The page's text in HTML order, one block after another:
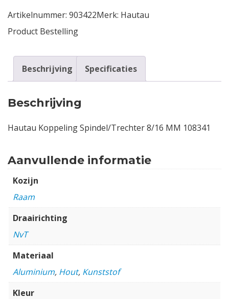
Artikelnummer: 903422Merk: Hautau
Product Bestelling
Beschrijving Specificaties
Beschrijving
Hautau Koppeling Spindel/Trechter 8/16 MM 108341
Aanvullende informatie
Kozijn
Raam
Draairichting
NvT
Materiaal
Aluminium, Hout, Kunststof
Kleur